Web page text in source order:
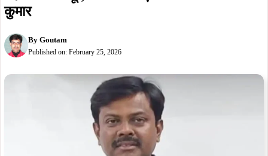
Summarize : With ChatGPT
जनसंवाद, जमशेदपुर।
झारखंड बजट 2026-27 को लेकर भाजपा ने
हेमंत सरकार पर तीखा हमला बोला है। भाजपा के जमशेदपुर महानगर
के पूर्व जिलाध्यक्ष दिनेश कुमार ने बजट को “दिशाहीन और जनविरोधी”
करार देते हुए कहा कि यह केवल आंकड़ों का खेल है, जिसमें जमीनी